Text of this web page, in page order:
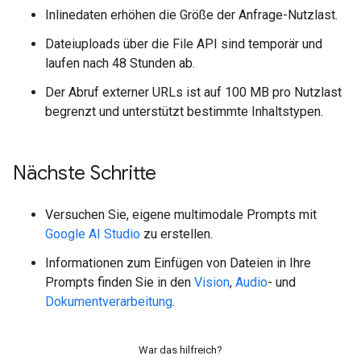
Inlinedaten erhöhen die Größe der Anfrage-Nutzlast.
Dateiuploads über die File API sind temporär und
laufen nach 48 Stunden ab.
Der Abruf externer URLs ist auf 100 MB pro Nutzlast
begrenzt und unterstützt bestimmte Inhaltstypen.
Nächste Schritte
Versuchen Sie, eigene multimodale Prompts mit
Google AI Studio zu erstellen.
Informationen zum Einfügen von Dateien in Ihre
Prompts finden Sie in den Vision, Audio- und
Dokumentverarbeitung.
War das hilfreich?